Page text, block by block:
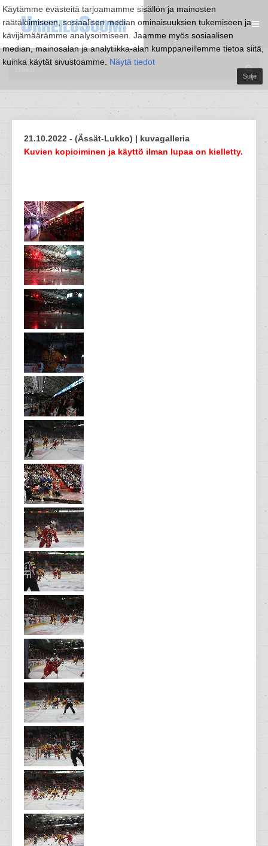
Käytämme evästeitä tarjoamamme sisällön ja mainosten
räätälöimiseen, sosiaalisen median ominaisuuksien tukemiseen ja
kävijämäärämme analysoimiseen. Jaamme myös sosiaalisen
median, mainosalan ja analytiikka-alan kumppaneillemme tietoa siitä,
kuinka käytät sivustoamme. Näytä tiedot
Sulje
21.10.2022 - (Ässät-Lukko) | kuvagalleria
Kuvien kopioiminen ja käyttö ilman lupaa on kielletty.